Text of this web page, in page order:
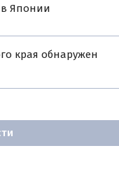
в Японии
края обнаружен